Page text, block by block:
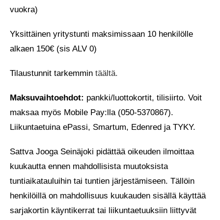
vuokra)
Yksittäinen yritystunti maksimissaan 10 henkilölle
alkaen 150€ (sis ALV 0)
Tilaustunnit tarkemmin täältä.
Maksuvaihtoehdot: pankki/luottokortit, tilisiirto. Voit
maksaa myös Mobile Pay:lla (050-5370867).
Liikuntaetuina ePassi, Smartum, Edenred ja TYKY.
Sattva Jooga Seinäjoki pidättää oikeuden ilmoittaa
kuukautta ennen mahdollisista muutoksista
tuntiaikatauluihin tai tuntien järjestämiseen. Tällöin
henkilöillä on mahdollisuus kuukauden sisällä käyttää
sarjakortin käyntikerrat tai liikuntaetuuksiin liittyvät